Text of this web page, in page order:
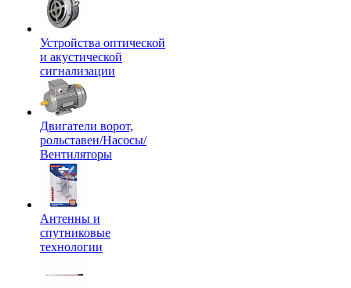
Устройства оптической
и акустической
сигнализации
Двигатели ворот,
рольставен/Насосы/
Вентиляторы
Антенны и
спутниковые
технологии